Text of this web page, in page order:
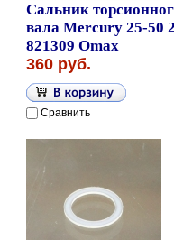
Сальник
вала Mercury 25-50
821309 Omax
360 руб.
Сравнить